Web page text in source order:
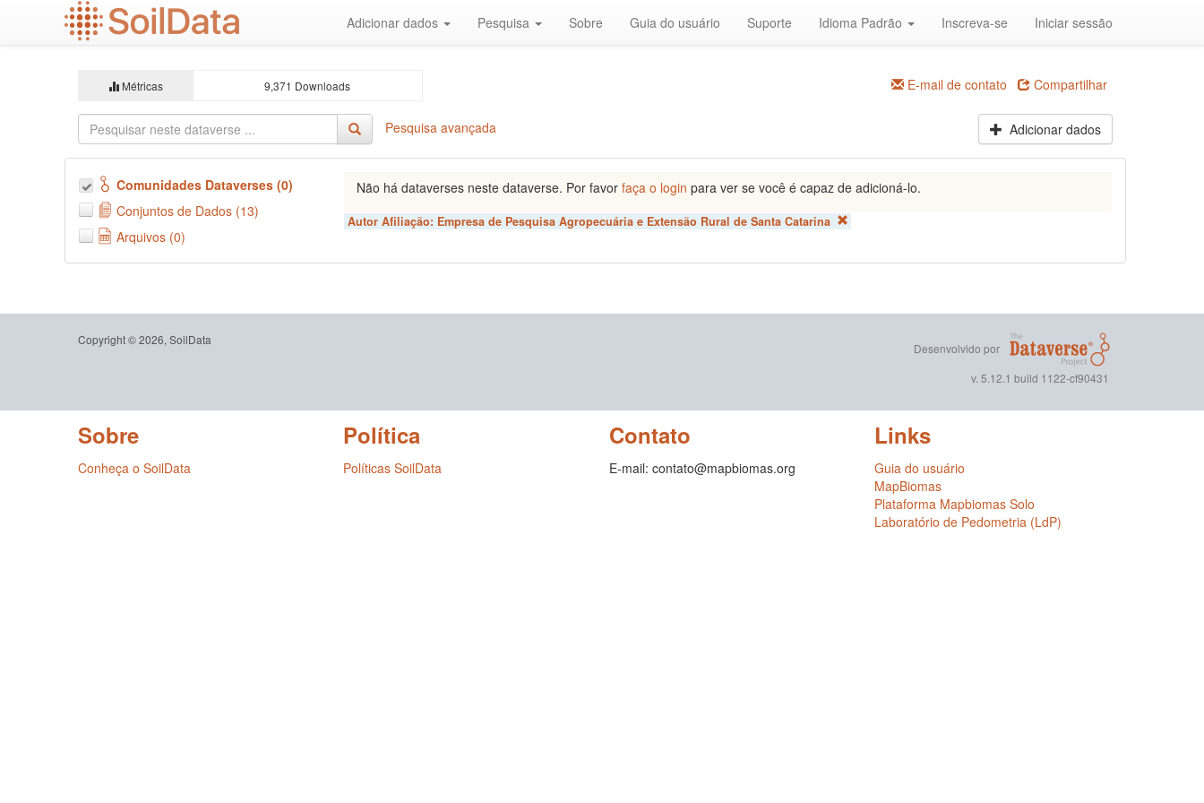
Adicionar dados Pesquisa Sobre Guia do usuário Suporte Idioma Padrão Inscreva-se Iniciar sessão
Métricas 9,371 Downloads E-mail de contato Compartilhar
Pesquisa avançada Adicionar dados
Comunidades Dataverses (0)
Conjuntos de Dados (13)
Arquivos (0)
Não há dataverses neste dataverse. Por favor faça o login para ver se você é capaz de adicioná-lo.
Autor Afiliação: Empresa de Pesquisa Agropecuária e Extensão Rural de Santa Catarina
Copyright © 2026, SoilData
Desenvolvido por
v. 5.12.1 build 1122-cf90431
Sobre
Conheça o SoilData
Política
Políticas SoilData
Contato
E-mail: contato@mapbiomas.org
Links
Guia do usuário
MapBiomas
Plataforma Mapbiomas Solo
Laboratório de Pedometria (LdP)